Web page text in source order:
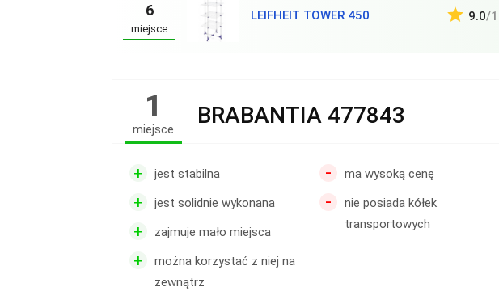
6
miejsce
LEIFHEIT TOWER 450 9.0/
1
miejsce
BRABANTIA 477843
+ jest stabilna
+ jest solidnie wykonana
+ zajmuje mało miejsca
+
można korzystać z niej na
zewnątrz
- ma wysoką cenę
-
nie posiada kółek
transportowych